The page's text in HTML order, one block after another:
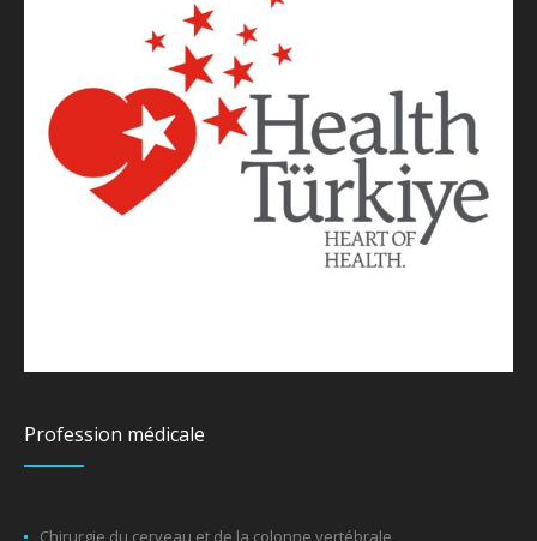
Profession médicale
Chirurgie du cerveau et de la colonne vertébrale